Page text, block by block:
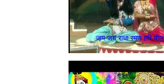
जय जय राधा रमण हरि बोल